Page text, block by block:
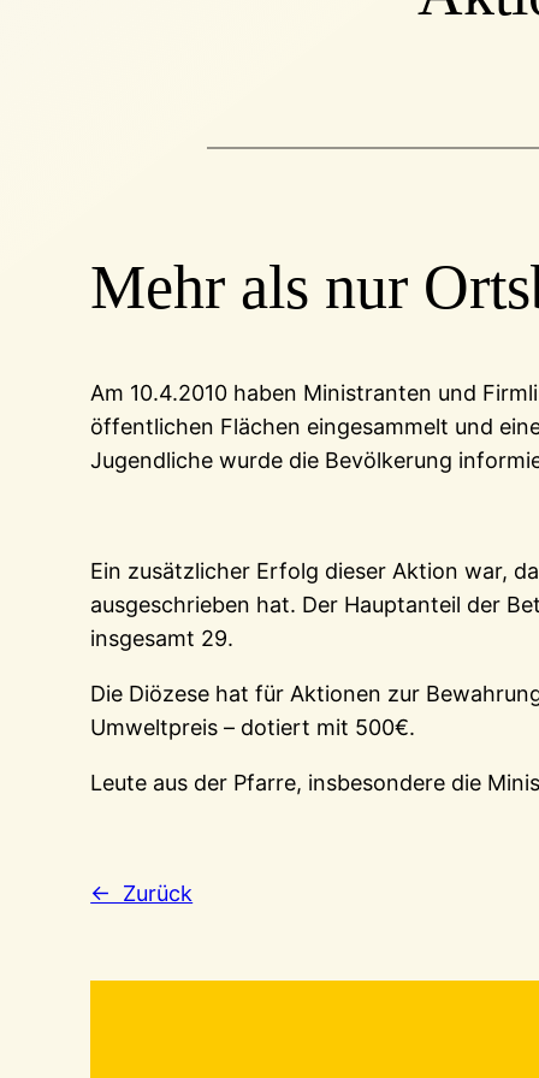
Mehr als nur
Am 10.4.2010 haben Ministranten und
öffentlichen Flächen eingesammelt und
Jugendliche wurde die Bevölkerung
Ein zusätzlicher Erfolg dieser Aktion war,
ausgeschrieben hat. Der Hauptanteil der
insgesamt 29.
Die Diözese hat für Aktionen zur
Umweltpreis – dotiert mit 500€.
Leute aus der Pfarre, insbesondere die
← Zurück